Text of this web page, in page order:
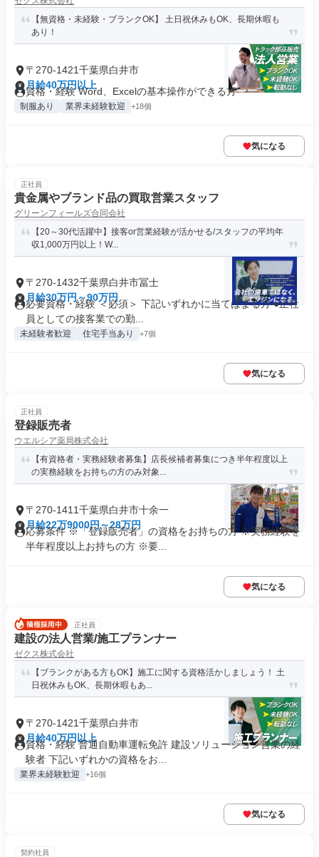
【無資格・未経験・ブランクOK】 土日祝休みもOK、長期休暇も
あり！
〒270-1421千葉県白井市
月給40万円以上
資格・経験 Word、Excelの基本操作ができる方
制服あり 業界未経験歓迎 +18個
気になる
正社員
貴金属やブランド品の買取営業スタッフ
グリーンフィールズ合同会社
【20～30代活躍中】接客or営業経験が活かせる/スタッフの平均年
収1,000万円以上！W...
〒270-1432千葉県白井市冨士
月給30万円～90万円
必要資格・経験 ＜必須＞ 下記いずれかに当てはまる方 ●正社
員としての接客業での勤...
未経験者歓迎 住宅手当あり +7個
気になる
正社員
登録販売者
ウエルシア薬局株式会社
【有資格者・実務経験者募集】店長候補者募集につき半年程度以上
の実務経験をお持ちの方のみ対象...
〒270-1411千葉県白井市十余一
月給22万9000円～28万円
応募条件 ※「登録販売者」の資格をお持ちの方 ※実務経験を
半年程度以上お持ちの方 ※要...
気になる
正社員
建設の法人営業/施工プランナー
ゼクス株式会社
【ブランクがある方もOK】施工に関する資格活かしましょう！ 土
日祝休みもOK、長期休暇もあ...
〒270-1421千葉県白井市
月給40万円以上
資格・経験 普通自動車運転免許 建設ソリューション営業の経
験者 下記いずれかの資格をお...
業界未経験歓迎 +16個
気になる
契約社員